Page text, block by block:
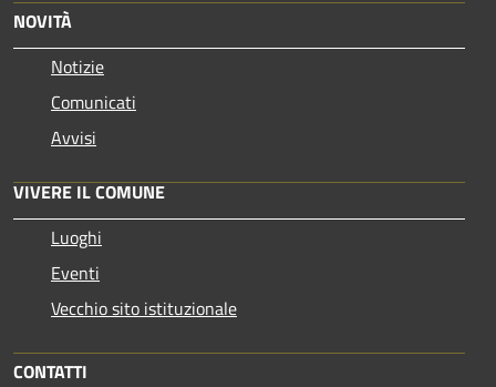
NOVITÀ
Notizie
Comunicati
Avvisi
VIVERE IL COMUNE
Luoghi
Eventi
Vecchio sito istituzionale
CONTATTI